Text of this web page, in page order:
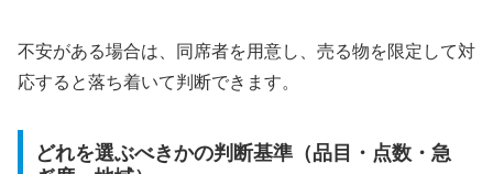
不安がある場合は、同席者を用意し、売る物を限定して対
応すると落ち着いて判断できます。
どれを選ぶべきかの判断基準（品目・点数・急